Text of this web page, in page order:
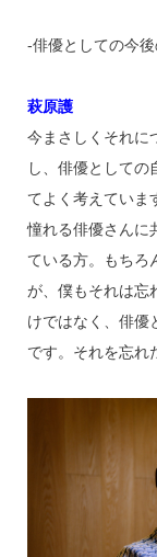
‐俳優としての今
萩原護
今まさしくそれに
し、俳優としての
てよく考えていま
憧れる俳優さんに
ている方。もちろ
が、僕もそれは忘
けではなく、俳優
です。それを忘れ